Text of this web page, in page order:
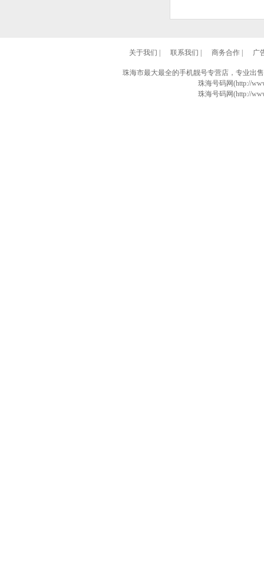
关于我们 联系我们 商务合作| 广
珠海市最大最全的手机靓号专营店，专业出
珠海号码网(http://
珠海号码网(http://